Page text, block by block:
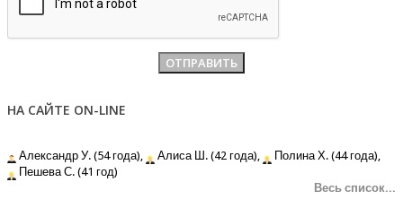
НА САЙТЕ ON-LINE
Александр У. (54 года), Алиса Ш. (42 года),
Полина Х. (44 года),
Пешева С. (41 год)
Весь список...